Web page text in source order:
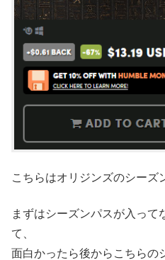
こちらはオリジンズのシーズ
まずはシーズンパスが入って
て、
面白かったら後からこちらの